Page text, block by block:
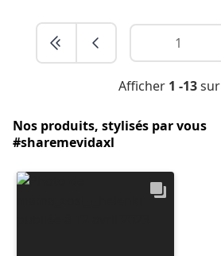
Afficher 1 -13sur
Nos produits, stylisés par vous
#sharemevidaxl